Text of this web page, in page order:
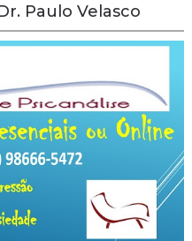
Paulo Velasco